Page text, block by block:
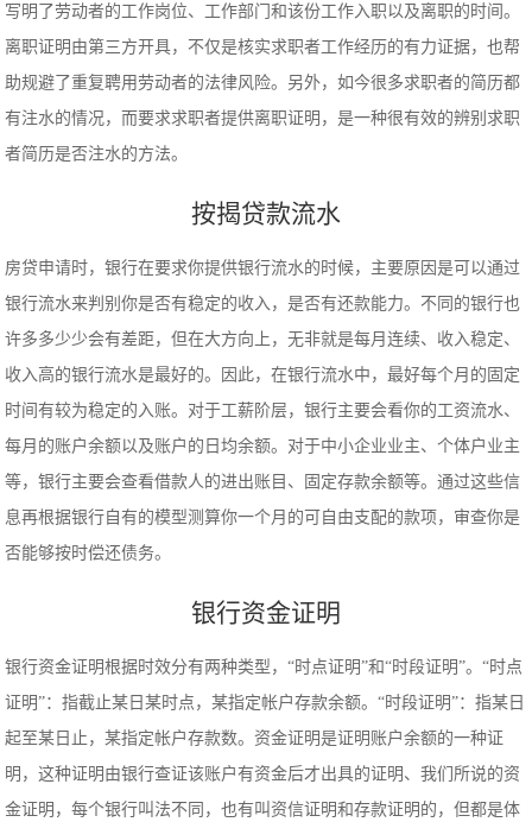
写明了劳动者的工作岗位、工作部门和该份工作入职以及离职的时间。
离职证明由第三方开具，不仅是核实求职者工作经历的有力证据，也帮
助规避了重复聘用劳动者的法律风险。另外，如今很多求职者的简历都
有注水的情况，而要求求职者提供离职证明，是一种很有效的辨别求职
者简历是否注水的方法。
按揭贷款流水
房贷申请时，银行在要求你提供银行流水的时候，主要原因是可以通过
银行流水来判别你是否有稳定的收入，是否有还款能力。不同的银行也
许多多少少会有差距，但在大方向上，无非就是每月连续、收入稳定、
收入高的银行流水是最好的。因此，在银行流水中，最好每个月的固定
时间有较为稳定的入账。对于工薪阶层，银行主要会看你的工资流水、
每月的账户余额以及账户的日均余额。对于中小企业业主、个体户业主
等，银行主要会查看借款人的进出账目、固定存款余额等。通过这些信
息再根据银行自有的模型测算你一个月的可自由支配的款项，审查你是
否能够按时偿还债务。
银行资金证明
银行资金证明根据时效分有两种类型，“时点证明”和“时段证明”。“时点
证明”：指截止某日某时点，某指定帐户存款余额。“时段证明”：指某日
起至某日止，某指定帐户存款数。资金证明是证明账户余额的一种证
明，这种证明由银行查证该账户有资金后才出具的证明、我们所说的资
金证明，每个银行叫法不同，也有叫资信证明和存款证明的，但都是体